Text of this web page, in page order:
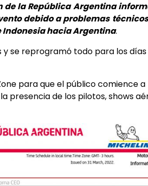
de la República Argentina
debido a problemas
Indonesia hacia Argentina.
y se reprogramó todo para los días
para que el público comience a
presencia de los pilotos, shows